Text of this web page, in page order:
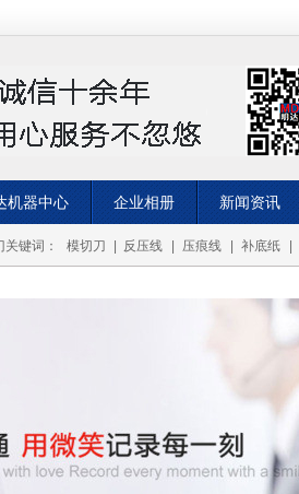
机器中心 企业相册 新闻资讯
关键词： 模切刀 反压线 压痕线 补底纸